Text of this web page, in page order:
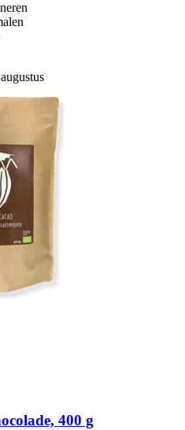
400 g